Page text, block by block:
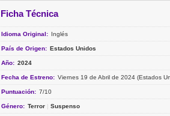
Ficha Técnica
Idioma Original: Inglés
País de Origen: Estados Unidos
Año: 2024
Fecha de Estreno: Viernes 19 de Abril de 2024 (Estados
Puntuación: 7/10
Género: Terror | Suspenso